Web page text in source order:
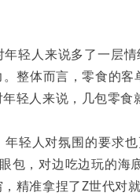
年轻人来说多了一层
整体而言，零食的
轻人来说，几包零食
年轻人对氛围的要求
包，对边吃边玩的海
精准拿捏了Z世代对